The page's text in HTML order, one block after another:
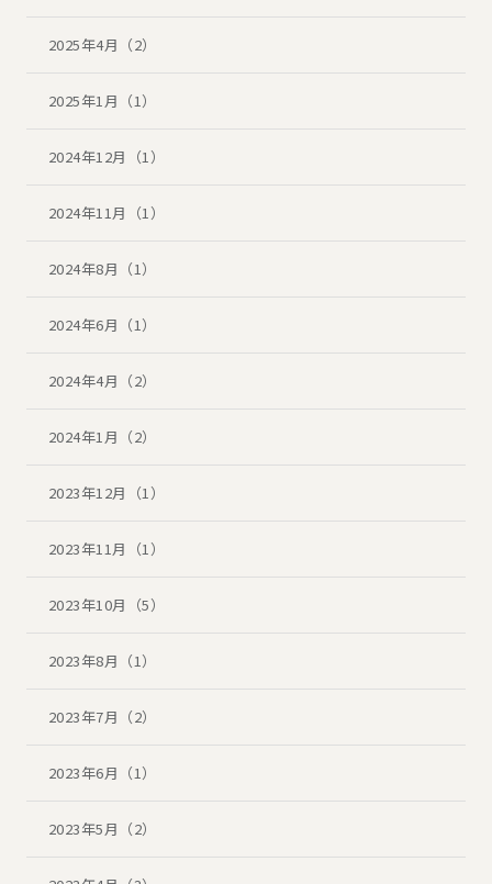
2025年4月（2）
2025年1月（1）
2024年12月（1）
2024年11月（1）
2024年8月（1）
2024年6月（1）
2024年4月（2）
2024年1月（2）
2023年12月（1）
2023年11月（1）
2023年10月（5）
2023年8月（1）
2023年7月（2）
2023年6月（1）
2023年5月（2）